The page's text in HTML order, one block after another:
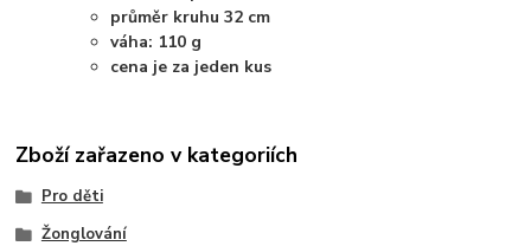
průměr kruhu 32 cm
váha: 110 g
cena je za jeden kus
Zboží zařazeno v kategoriích
Pro děti
Žonglování